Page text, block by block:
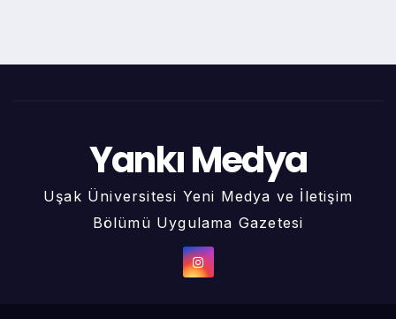
Yankı Medya
Uşak Üniversitesi Yeni Medya ve İletişim
Bölümü Uygulama Gazetesi